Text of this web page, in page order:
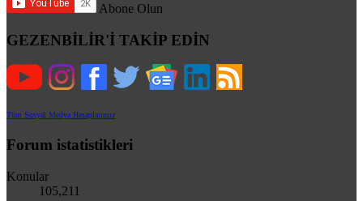
Abone Olun
GEZENBİLİR'İ TAKİP EDİN
Tüm Sosyal Medya Hesaplarımız
Forum istatistikleri
Konular
105,211